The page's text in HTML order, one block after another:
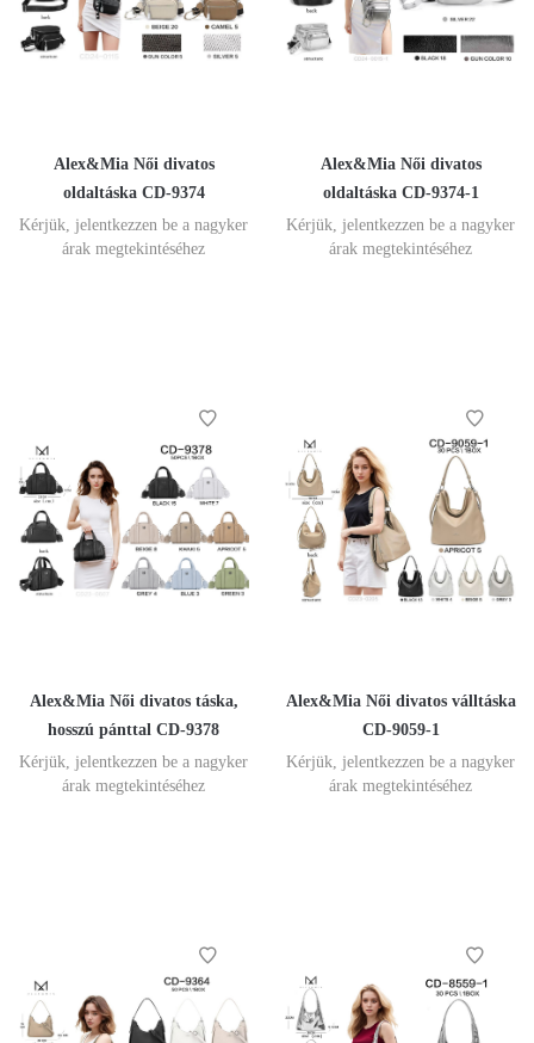
Alex&Mia Női divatos
oldaltáska CD-9374
Kérjük, jelentkezzen be a nagyker
árak megtekintéséhez
Alex&Mia Női divatos
oldaltáska CD-9374-1
Kérjük, jelentkezzen be a nagyker
árak megtekintéséhez
Alex&Mia Női divatos táska,
hosszú pánttal CD-9378
Kérjük, jelentkezzen be a nagyker
árak megtekintéséhez
Alex&Mia Női divatos válltáska
CD-9059-1
Kérjük, jelentkezzen be a nagyker
árak megtekintéséhez